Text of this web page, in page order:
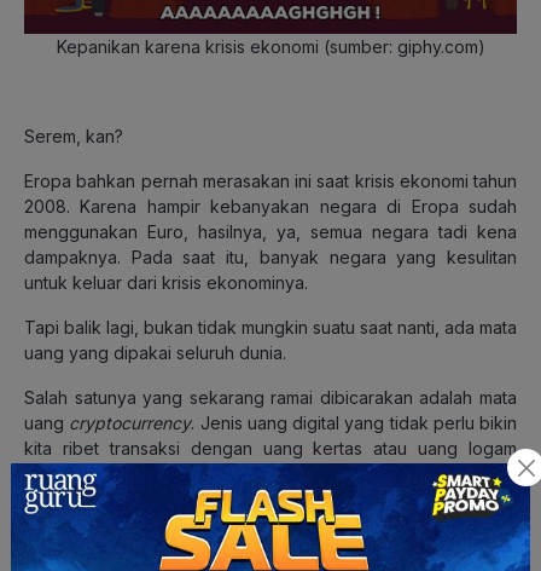
Kepanikan karena krisis ekonomi (sumber: giphy.com)
Serem, kan?
Eropa bahkan pernah merasakan ini saat krisis ekonomi tahun
2008. Karena hampir kebanyakan negara di Eropa sudah
menggunakan Euro, hasilnya, ya, semua negara tadi kena
dampaknya. Pada saat itu, banyak negara yang kesulitan
untuk keluar dari krisis ekonominya.
Tapi balik lagi, bukan tidak mungkin suatu saat nanti, ada mata
uang yang dipakai seluruh dunia.
Salah satunya yang sekarang ramai dibicarakan adalah mata
uang cryptocurrency. Jenis uang digital yang tidak perlu bikin
kita ribet transaksi dengan uang kertas atau uang logam
karena semuanya sudah menggunakan sistem elektronik.